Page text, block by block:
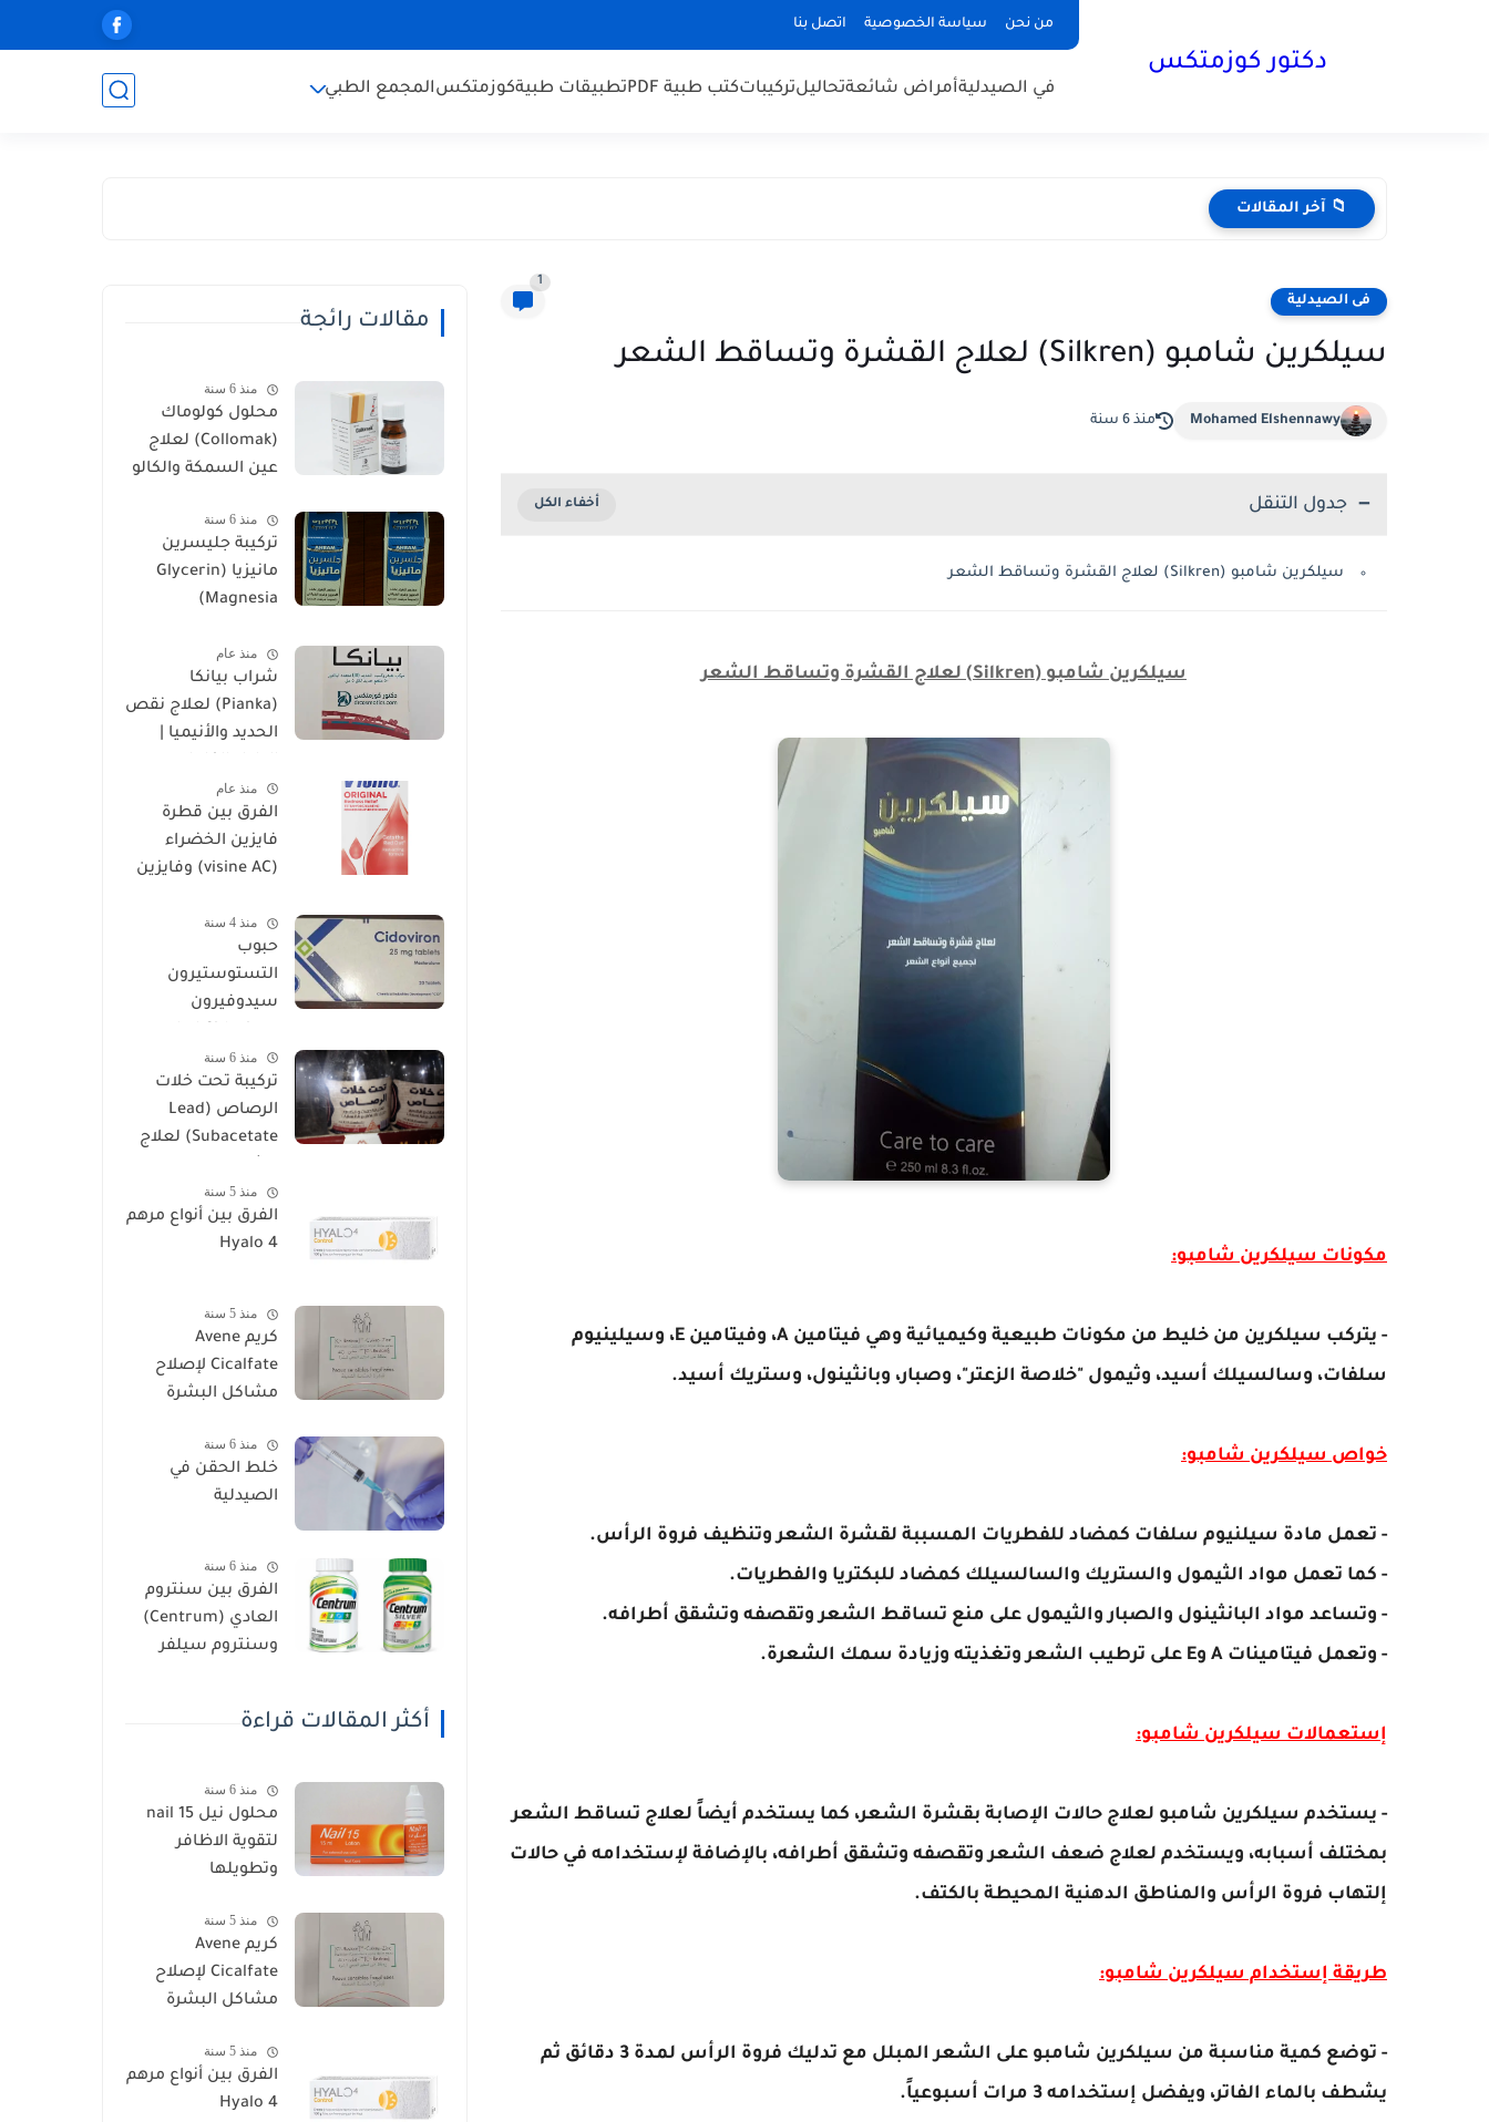
من نحن سياسة الخصوصية اتصل بنا
دكتور كوزمتكس
في الصيدليةأمراض شائعةتحاليلتركيباتكتب طبية PDF تطبيقات طبيةكوزمتكسالمجمع الطبي
📁 آخر المقالات
فى الصيدلية
1
سيلكرين شامبو (Silkren) لعلاج القشرة وتساقط الشعر
Mohamed Elshennawy منذ 6 سنة
جدول التنقل
سيلكرين شامبو (Silkren) لعلاج القشرة وتساقط الشعر
سيلكرين شامبو (Silkren) لعلاج القشرة وتساقط الشعر
مكونات سيلكرين شامبو:
- يتركب سيلكرين من خليط من مكونات طبيعية وكيميائية وهي فيتامين A، وفيتامين E، وسيلينيوم
سلفات، وسالسيلك أسيد، وثيمول "خلاصة الزعتر"، وصبار، وبانثينول، وستريك أسيد.
خواص سيلكرين شامبو:
- تعمل مادة سيلنيوم سلفات كمضاد للفطريات المسببة لقشرة الشعر وتنظيف فروة الرأس.
- كما تعمل مواد الثيمول والستريك والسالسيلك كمضاد للبكتريا والفطريات.
- وتساعد مواد البانثينول والصبار والثيمول على منع تساقط الشعر وتقصفه وتشقق أطرافه.
- وتعمل فيتامينات A وE على ترطيب الشعر وتغذيته وزيادة سمك الشعرة.
إستعمالات سيلكرين شامبو:
- يستخدم سيلكرين شامبو لعلاج حالات الإصابة بقشرة الشعر، كما يستخدم أيضاً لعلاج تساقط الشعر
بمختلف أسبابه، ويستخدم لعلاج ضعف الشعر وتقصفه وتشقق أطرافه، بالإضافة لإستخدامه في حالات
إلتهاب فروة الرأس والمناطق الدهنية المحيطة بالكتف.
طريقة إستخدام سيلكرين شامبو:
- توضع كمية مناسبة من سيلكرين شامبو على الشعر المبلل مع تدليك فروة الرأس لمدة 3 دقائق ثم
يشطف بالماء الفاتر، ويفضل إستخدامه 3 مرات أسبوعياً.
مقالات رائجة
منذ 6 سنة
محلول كولوماك
(Collomak) لعلاج
عين السمكة والكالو
منذ 6 سنة
تركيبة جليسرين
مانيزيا (Glycerin
Magnesia)
منذ عام
شراب بيانكا
(Pianka) لعلاج نقص
الحديد والأنيميا |
منذ عام
الفرق بين قطرة
فايزين الخضراء
(visine AC) وفايزين
original)
منذ 4 سنة
حبوب
التستوستيرون
سيدوفيرون
العقم
منذ 6 سنة
تركيبة تحت خلات
الرصاص (Lead
Subacetate) لعلاج
البواسير
منذ 5 سنة
الفرق بين أنواع مرهم
Hyalo 4
منذ 5 سنة
كريم Avene
Cicalfate لإصلاح
مشاكل البشرة
منذ 6 سنة
خلط الحقن في
الصيدلية
منذ 6 سنة
الفرق بين سنتروم
العادي (Centrum)
وسنتروم سيلفر
أكثر المقالات قراءة
منذ 6 سنة
محلول نيل nail 15
لتقوية الاظافر
وتطويلها
منذ 5 سنة
كريم Avene
Cicalfate لإصلاح
مشاكل البشرة
منذ 5 سنة
الفرق بين أنواع مرهم
Hyalo 4